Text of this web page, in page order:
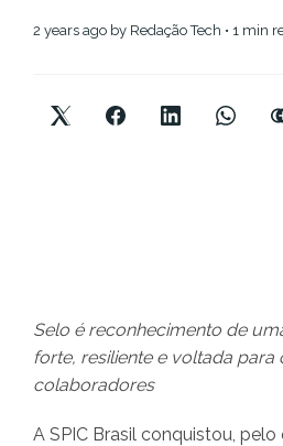
2 years ago by Redação Tech • 1 min
Selo é reconhecimento de
forte, resiliente e voltada
colaboradores
A SPIC Brasil conquistou,